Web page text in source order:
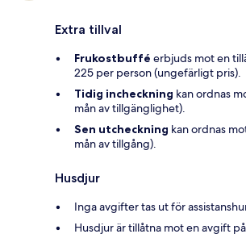
Extra tillval
Frukostbuffé erbjuds mot en
225 per person (ungefärligt pris).
Tidig incheckning kan ordnas
mån av tillgänglighet).
Sen utcheckning kan ordnas
mån av tillgång).
Husdjur
Inga avgifter tas ut för
Husdjur är tillåtna mot en avgift